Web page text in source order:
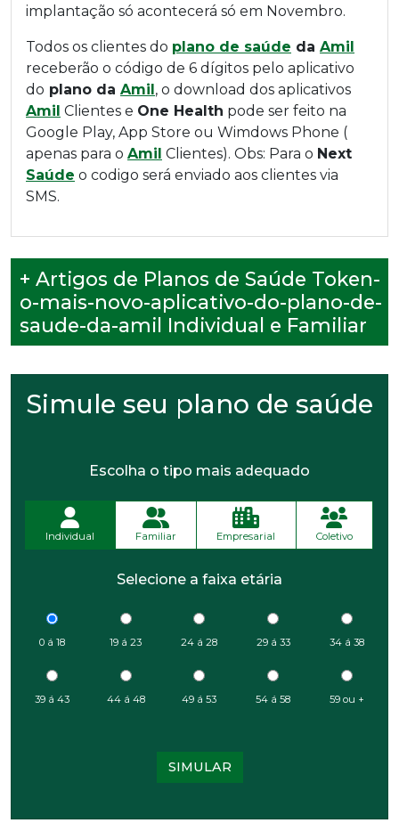
implantação só acontecerá só em Novembro.
Todos os clientes do plano de saúde da Amil
receberão o código de 6 dígitos pelo aplicativo
do plano da Amil, o download dos aplicativos
Amil Clientes e One Health pode ser feito na
Google Play, App Store ou Wimdows Phone (
apenas para o Amil Clientes). Obs: Para o Next
Saúde o codigo será enviado aos clientes via
SMS.
+ Artigos de Planos de Saúde Token-
o-mais-novo-aplicativo-do-plano-de-
saude-da-amil Individual e Familiar
Simule seu plano de saúde
Escolha o tipo mais adequado
Individual Familiar Empresarial Coletivo
Selecione a faixa etária
0 á 18 19 á 23 24 á 28 29 á 33 34 á 38
39 á 43 44 á 48 49 á 53 54 á 58 59 ou +
SIMULAR